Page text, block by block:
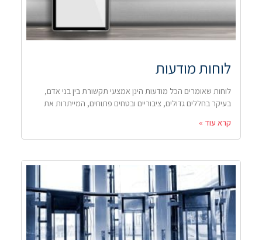
לוחות מודעות
לוחות שאומרים הכל מודעות הינן אמצעי תקשורת בין בני אדם,
בעיקר בחללים גדולים, ציבוריים ובטחים פתוחים, המייתרות את
קרא עוד »